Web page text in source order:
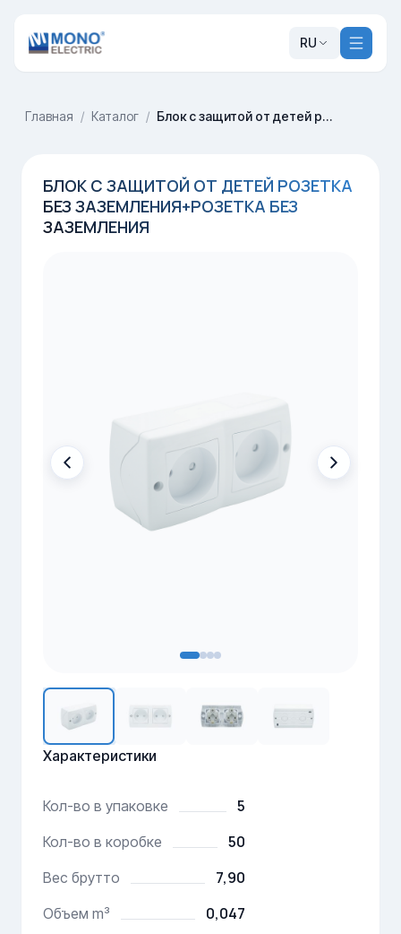
RU
Главная / Каталог / Блок с защитой от детей розетка без заземления+розетка без заземления
БЛОК С ЗАЩИТОЙ ОТ ДЕТЕЙ РОЗЕТКА
БЕЗ ЗАЗЕМЛЕНИЯ+РОЗЕТКА БЕЗ
ЗАЗЕМЛЕНИЯ
Характеристики
Кол-во в упаковке 5
Кол-во в коробке 50
Вес брутто 7,90
Объем m³ 0,047